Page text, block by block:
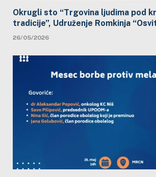
Okrugli sto “Trgovina ljudima pod
tradicije”, Udruženje Romkinja
26/05/2026